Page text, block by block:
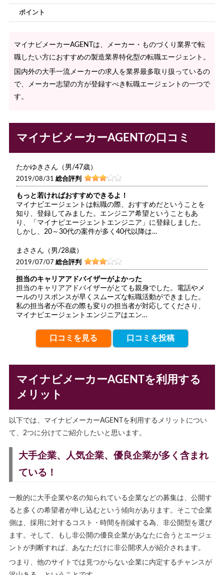
ポイント
マイナビメーカーAGENTは、メーカー・ものづくり業界で転
職したい方におすすめの製造業界特化型の転職エージェント。
国内外の大手一流メーカーの求人を業界最多取り扱っているの
で、メーカー志望の方が登録すべき転職エージェントの一つで
す。
マイナビメーカーAGENTの口コミ
たかゆきさん（男/47歳）
2019/08/31総合評判
もっと若ければおすすめできるよ！
マイナビエージェントは転職の際、おすすめだということを
知り、登録してみました。エンジニア希望ということもあ
り、「マイナビエージェントエンジニア」に登録しました。
しかし、20～30代の案件が多く40代以降は…
まささん（男/28歳）
2019/07/07総合評判
担当のキャリアアドバイザーがよかった
担当のキャリアアドバイザーがとても親身でした。電話やメ
ールのリスポンスが早くスムーズな転職活動ができました。
私の担当者が不在の際も変りの担当者が対応してくださり、
マイナビエージェントエンジニアはエン…
口コミを見る 口コミを投稿
マイナビメーカーAGENTを利用する
メリット
以下では、マイナビメーカーAGENTを利用するメリットについ
て、2つに分けてご紹介したいと思います。
大手企業、人気企業、優良企業が多く含まれ
ている！
一般的に大手企業や名の知られている企業などの募集は、公開す
ると多くの希望者が申し込むという傾向があります。そこで企業
側は、採用に対するコスト・時間を削減する為、非公開型を選び
ます。そして、もし非公開の優良企業があなたに合うとエージェ
ントが判断すれば、あなただけに非公開求人が紹介されます。
つまり、他のサイトでは見つからない企業に内定するチャンスが